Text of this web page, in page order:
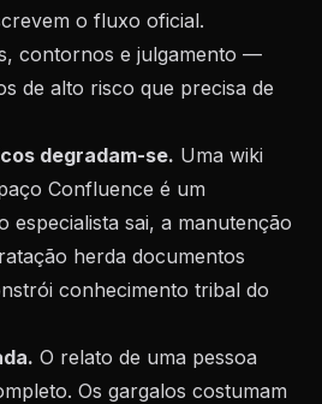
o fluxo oficial.
contornos e julgamento —
de alto risco que precisa de
degradam-se. Uma wiki
Confluence é um
especialista sai, a manutenção
herda documentos
conhecimento tribal do
O relato de uma pessoa
Os gargalos costumam